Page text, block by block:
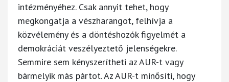
intézményéhez. Csak annyit tehet, hogy
megkongatja a vészharangot, felhívja a
közvélemény és a döntéshozók figyelmét a
demokráciát veszélyeztető jelenségekre.
Semmire sem kényszerítheti az AUR-t vagy
bármelyik más pártot. Az AUR-t minősíti, hogy